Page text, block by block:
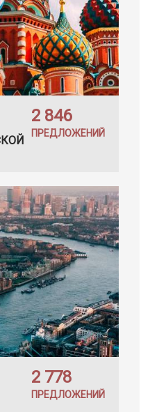
2 846
ПРЕДЛОЖЕНИЙ
2 778
ПРЕДЛОЖЕНИЙ